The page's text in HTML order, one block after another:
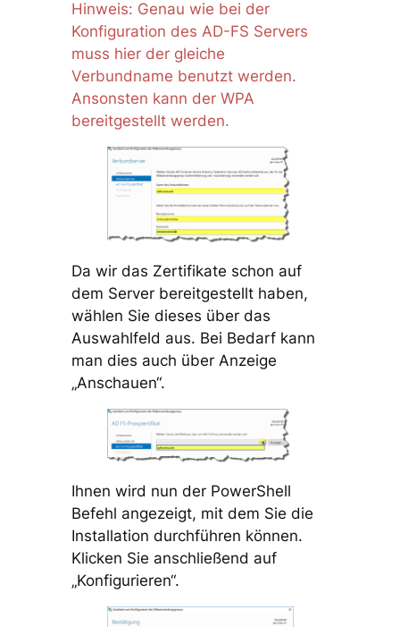
Hinweis: Genau wie bei der
Konfiguration des AD-FS Servers
muss hier der gleiche
Verbundname benutzt werden.
Ansonsten kann der WPA
bereitgestellt werden.
Da wir das Zertifikate schon auf
dem Server bereitgestellt haben,
wählen Sie dieses über das
Auswahlfeld aus. Bei Bedarf kann
man dies auch über Anzeige
„Anschauen“.
Ihnen wird nun der PowerShell
Befehl angezeigt, mit dem Sie die
Installation durchführen können.
Klicken Sie anschließend auf
„Konfigurieren“.